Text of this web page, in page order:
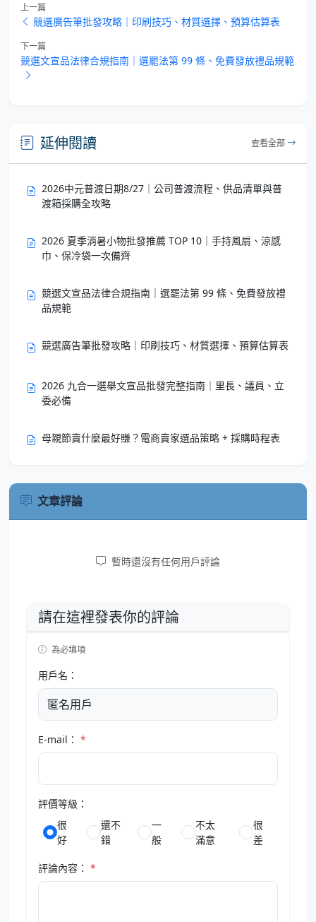
上一篇
競選廣告筆批發攻略｜印刷技巧、材質選擇、預算估算表
下一篇
競選文宣品法律合規指南｜選罷法第 99 條、免費發放禮品規範
延伸閱讀 查看全部
2026中元普渡日期8/27｜公司普渡流程、供品清單與普
渡箱採購全攻略
2026 夏季消暑小物批發推薦 TOP 10｜手持風扇、涼感
巾、保冷袋一次備齊
競選文宣品法律合規指南｜選罷法第 99 條、免費發放禮
品規範
競選廣告筆批發攻略｜印刷技巧、材質選擇、預算估算表
2026 九合一選舉文宣品批發完整指南｜里長、議員、立
委必備
母親節賣什麼最好賺？電商賣家選品策略 + 採購時程表
文章評論
暫時還沒有任何用戶評論
請在這裡發表你的評論
為必填項
用戶名：
E-mail： *
評價等級：
很
好
還不
錯
一
般
不太
滿意
很
差
評論內容： *